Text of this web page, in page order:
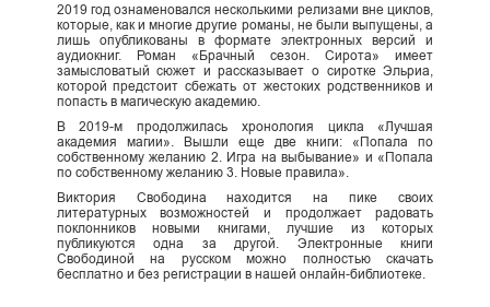
2019 год ознаменовался несколькими релизами вне циклов,
которые, как и многие другие романы, не были выпущены, а
лишь опубликованы в формате электронных версий и
аудиокниг. Роман «Брачный сезон. Сирота» имеет
замысловатый сюжет и рассказывает о сиротке Эльриа,
которой предстоит сбежать от жестоких родственников и
попасть в магическую академию.
В 2019-м продолжилась хронология цикла «Лучшая
академия магии». Вышли еще две книги: «Попала по
собственному желанию 2. Игра на выбывание» и «Попала
по собственному желанию 3. Новые правила».
Виктория Свободина находится на пике своих
литературных возможностей и продолжает радовать
поклонников новыми книгами, лучшие из которых
публикуются одна за другой. Электронные книги
Свободиной на русском можно полностью скачать
бесплатно и без регистрации в нашей онлайн-библиотеке.